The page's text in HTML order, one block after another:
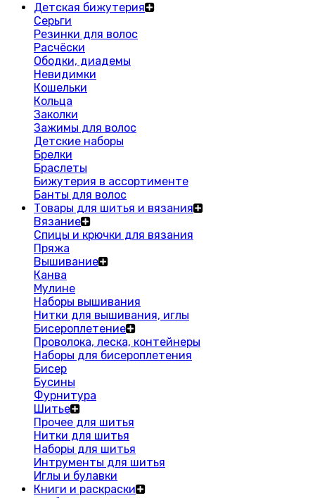
Детская бижутерия
Серьги
Резинки для волос
Расчёски
Ободки, диадемы
Невидимки
Кошельки
Кольца
Заколки
Зажимы для волос
Детские наборы
Брелки
Браслеты
Бижутерия в ассортименте
Банты для волос
Товары для шитья и вязания
Вязание
Спицы и крючки для вязания
Пряжа
Вышивание
Канва
Мулине
Наборы вышивания
Нитки для вышивания, иглы
Бисероплетение
Проволока, леска, контейнеры
Наборы для бисероплетения
Бисер
Бусины
Фурнитура
Шитье
Прочее для шитья
Нитки для шитья
Наборы для шитья
Интрументы для шитья
Иглы и булавки
Книги и раскраски